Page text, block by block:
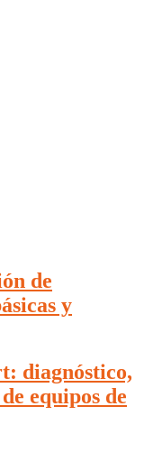
de
y
diagnóstico,
equipos de